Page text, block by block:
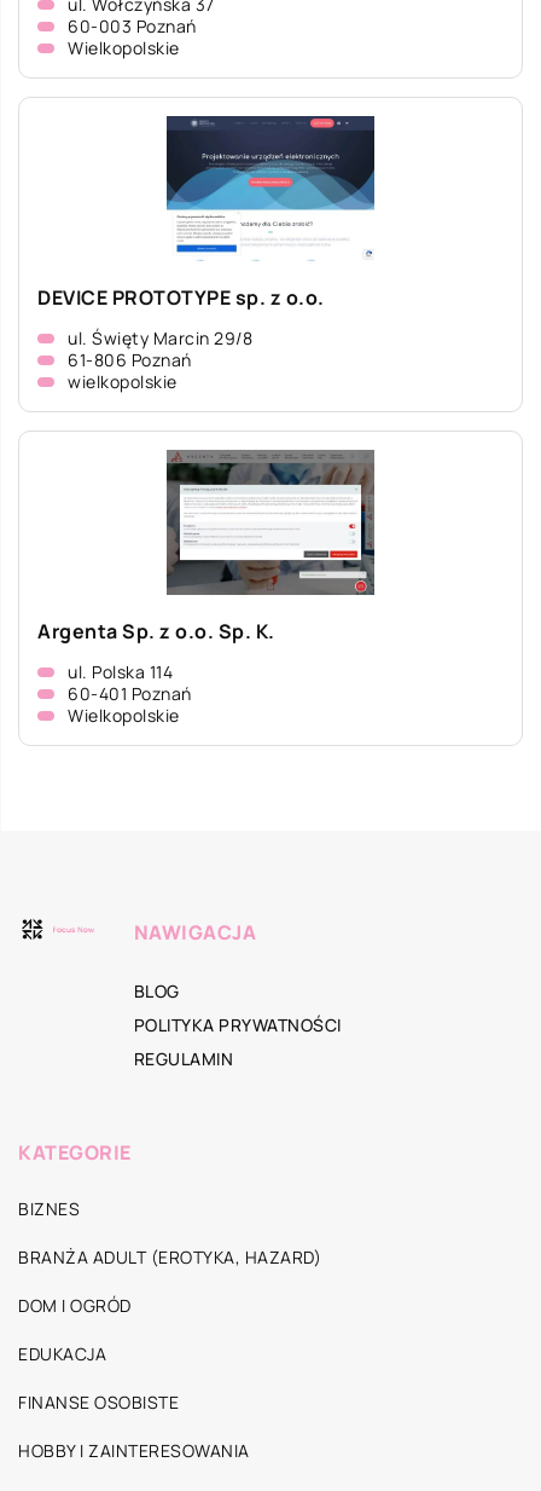
60-003 Poznań
Wielkopolskie
DEVICE PROTOTYPE sp. z o.o.
ul. Święty Marcin 29/8
61-806 Poznań
wielkopolskie
Argenta Sp. z o.o. Sp. K.
ul. Polska 114
60-401 Poznań
Wielkopolskie
NAWIGACJA
BLOG
POLITYKA PRYWATNOŚCI
REGULAMIN
KATEGORIE
BIZNES
BRANŻA ADULT (EROTYKA, HAZARD)
DOM I OGRÓD
EDUKACJA
FINANSE OSOBISTE
HOBBY I ZAINTERESOWANIA